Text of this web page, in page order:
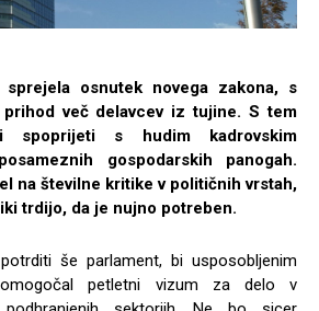
sprejela osnutek novega zakona, s
več delavcev iz tujine. S tem
spoprijeti s hudim kadrovskim
gospodarskih panogah.
na številne kritike v političnih vrstah,
trdijo, da je nujno potreben.
še parlament, bi usposobljenim
petletni vizum za delo v